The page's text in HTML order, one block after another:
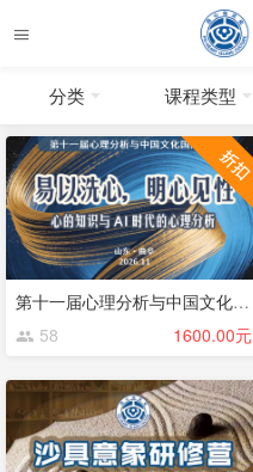
分类 课程类型
第十一届心理分析与中国文化论坛
58
1600.00元